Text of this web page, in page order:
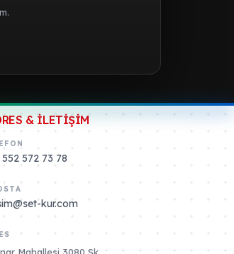
& İLETİŞİM
572 73 78
kur.com
Mahallesi 3080 Sk